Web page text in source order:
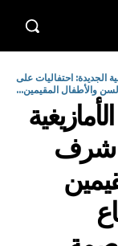
الجديدة: احتفاليات على
والأطفال المقيمين...
شرف